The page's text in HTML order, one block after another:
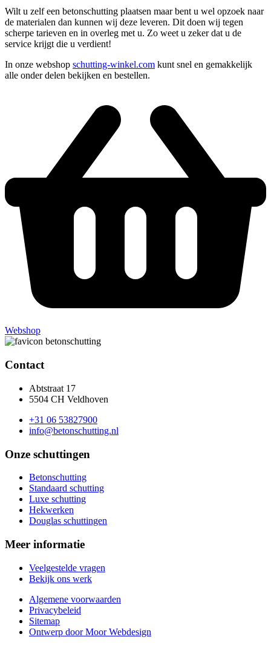
Wilt u zelf een betonschutting plaatsen maar bent u wel opzoek naar
de materialen dan kunnen wij deze leveren. Dit doen wij tegen
scherpe tarieven en in overleg met u. Zo weet u zeker dat u de
service krijgt die u verdient!
In onze webshop schutting-winkel.com kunt snel en gemakkelijk
alle onder delen bekijken en bestellen.
Webshop
Contact
Abtstraat 17
5504 CH Veldhoven
+31 06 53827900
info@betonschutting.nl
Onze schuttingen
Betonschutting
Standaard schutting
Luxe schutting
Hekwerken
Douglas schuttingen
Meer informatie
Veelgestelde vragen
Bekijk ons werk
Algemene voorwaarden
Privacybeleid
Sitemap
Ontwerp door Moor Webdesign